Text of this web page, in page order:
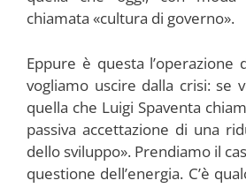
chiamata «cultura di governo».
Eppure è questa l’operazione
vogliamo uscire dalla crisi: se
quella che Luigi Spaventa
passiva accettazione di una
dello sviluppo». Prendiamo il
questione dell’energia. C’è